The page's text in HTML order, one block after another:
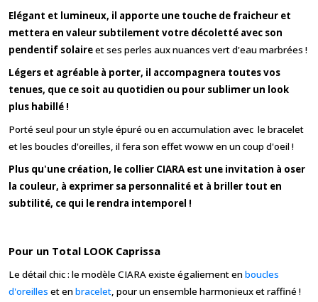
Elégant et lumineux, il apporte une touche de fraicheur et
mettera en valeur subtilement votre décoletté avec son
pendentif solaireet ses perles aux nuances vert d'eau marbrées !
Légers et agréable à porter, il accompagnera toutes vos
tenues, que ce soit au quotidien ou pour sublimer un look
plus habillé !
Porté seul pour un style épuré ou en accumulation avec le bracelet
et les boucles d'oreilles, il fera son effet woww en un coup d'oeil !
Plus qu'une création, le collier CIARA est une invitation à oser
la couleur, à exprimer sa personnalité et à briller tout en
subtilité, ce qui le rendra intemporel !
Pour un Total LOOK Caprissa
Le détail chic : le modèle CIARA existe égaliement en boucles
d'oreilles et en bracelet, pour un ensemble harmonieux et raffiné !